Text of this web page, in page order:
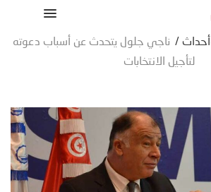
/ ناجي جلول يتحدث عن أسباب دعوته
لتأجيل الانتخابات